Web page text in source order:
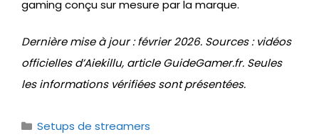
gaming conçu sur mesure par la marque.
Dernière mise à jour : février 2026. Sources : vidéos
officielles d’Aiekillu, article GuideGamer.fr. Seules
les informations vérifiées sont présentées.
Catégories
Setups de streamers